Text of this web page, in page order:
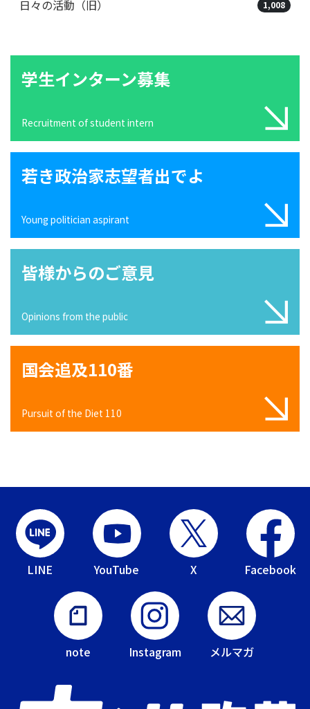
日々の活動（旧） 1,008
学生インターン募集
Recruitment of student intern
若き政治家志望者出でよ
Young politician aspirant
皆様からのご意見
Opinions from the public
国会追及110番
Pursuit of the Diet 110
LINE YouTube X Facebook
note Instagram メルマガ